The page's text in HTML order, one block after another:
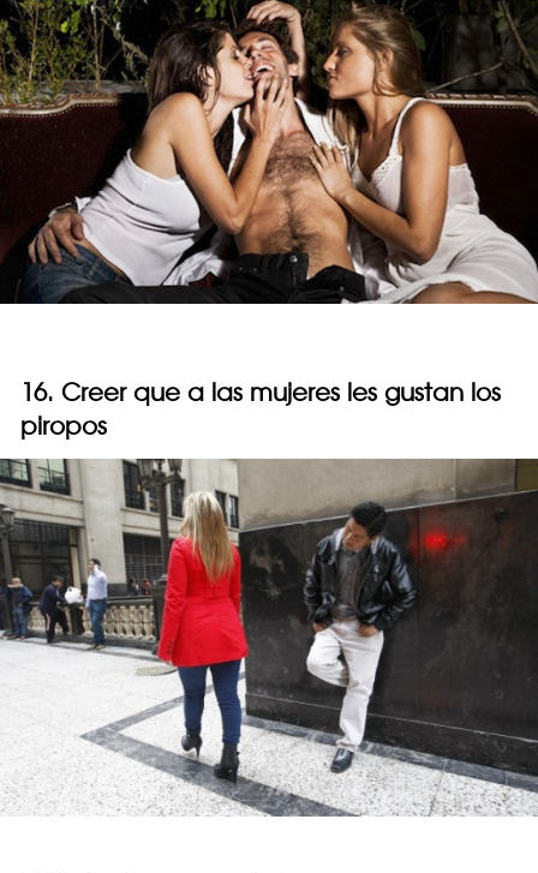
16. Creer que a las mujeres les gustan los
piropos